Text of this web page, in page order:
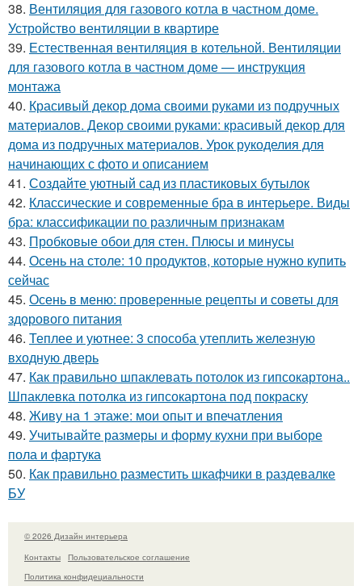
38. Вентиляция для газового котла в частном доме.
Устройство вентиляции в квартире
39. Естественная вентиляция в котельной. Вентиляции
для газового котла в частном доме — инструкция
монтажа
40. Красивый декор дома своими руками из подручных
материалов. Декор своими руками: красивый декор для
дома из подручных материалов. Урок рукоделия для
начинающих с фото и описанием
41. Создайте уютный сад из пластиковых бутылок
42. Классические и современные бра в интерьере. Виды
бра: классификации по различным признакам
43. Пробковые обои для стен. Плюсы и минусы
44. Осень на столе: 10 продуктов, которые нужно купить
сейчас
45. Осень в меню: проверенные рецепты и советы для
здорового питания
46. Теплее и уютнее: 3 способа утеплить железную
входную дверь
47. Как правильно шпаклевать потолок из гипсокартона..
Шпаклевка потолка из гипсокартона под покраску
48. Живу на 1 этаже: мои опыт и впечатления
49. Учитывайте размеры и форму кухни при выборе
пола и фартука
50. Как правильно разместить шкафчики в раздевалке
БУ
© 2026 Дизайн интерьера
Контакты
Пользовательское соглашение
Политика конфидециальности